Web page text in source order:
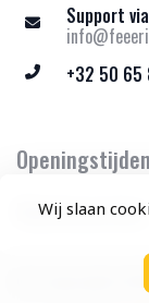
Wij slaan
Support
+32 50 65
Openingstijden
Klantenservice
© Copyright